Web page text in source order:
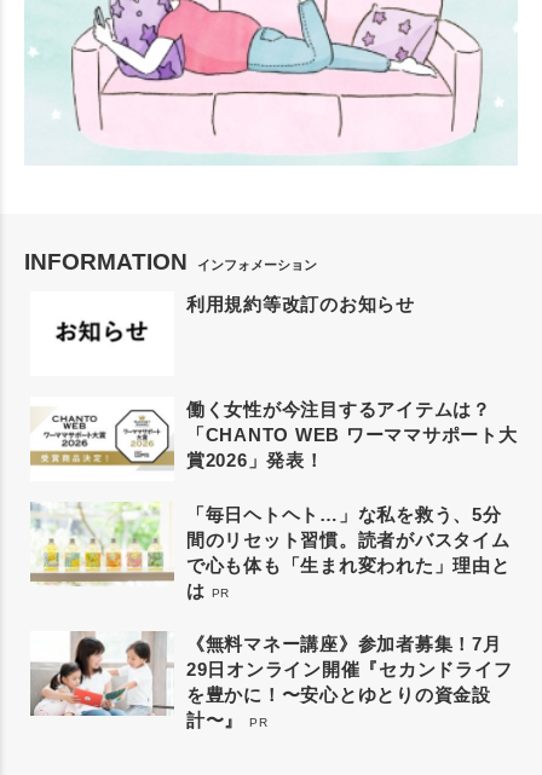
INFORMATION インフォメーション
利用規約等改訂のお知らせ
働く女性が今注目するアイテムは？
「CHANTO WEB ワーママサポート大
賞2026」発表！
「毎日ヘトヘト…」な私を救う、5分
間のリセット習慣。読者がバスタイム
で心も体も「生まれ変われた」理由と
は PR
《無料マネー講座》参加者募集！7月
29日オンライン開催『セカンドライフ
を豊かに！〜安心とゆとりの資金設
計〜』
PR